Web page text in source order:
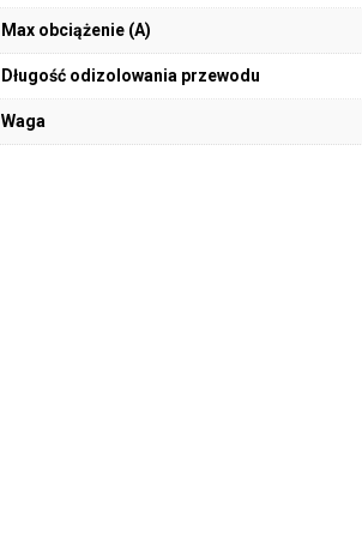
Max obciążenie (A)
Długość odizolowania przewodu
Waga